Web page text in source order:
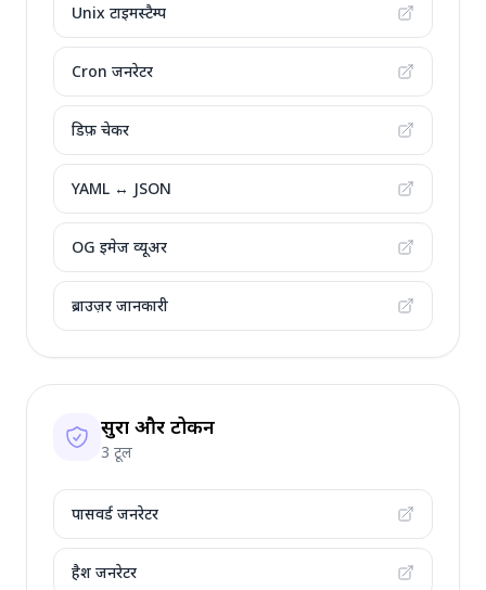
Unix टाइमस्टैम्प
Cron जनरेटर
डिफ़ चेकर
YAML ↔ JSON
OG इमेज व्यूअर
ब्राउज़र जानकारी
सुरक्षा और टोकन
3 टूल
पासवर्ड जनरेटर
हैश जनरेटर